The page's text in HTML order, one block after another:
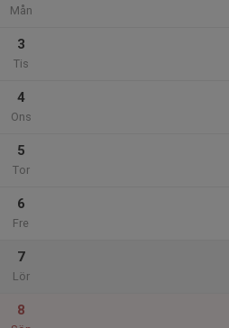
Mån
3
Tis
4
Ons
5
Tor
6
Fre
7
Lör
8